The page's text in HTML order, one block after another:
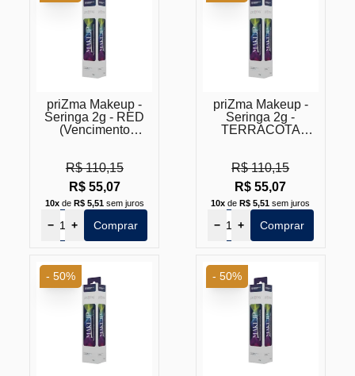
priZma Makeup -
Seringa 2g - RED
(Vencimento
R$ 110,15
R$ 55,07
10xde R$ 5,51sem juros
− + Comprar
priZma Makeup -
Seringa 2g -
TERRACOTA
R$ 110,15
R$ 55,07
10x deR$ 5,51 sem juros
− + Comprar
- 50% - 50%